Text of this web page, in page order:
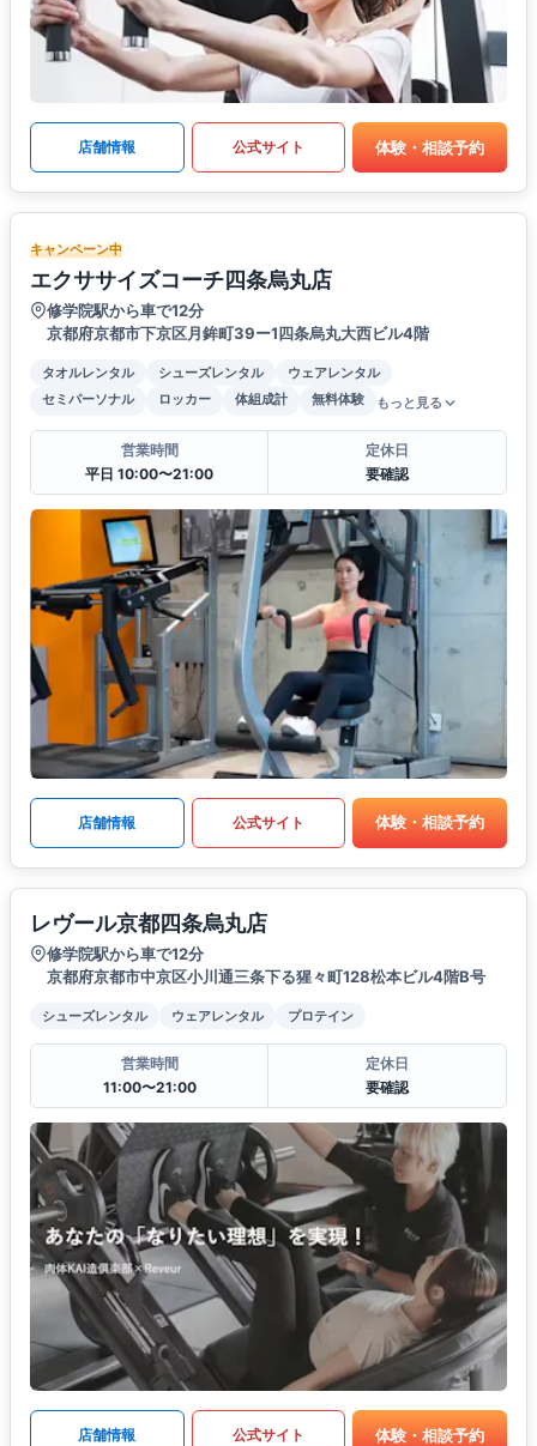
店舗情報 公式サイト 体験・相談予約
キャンペーン中
エクササイズコーチ四条烏丸店
修学院駅から車で12分
京都府京都市下京区月鉾町39ー1四条烏丸大西ビル4階
タオルレンタル シューズレンタル
ウェアレンタル
セミパーソナル
ロッカー 体組成計 無料体験 もっと見る
営業時間
平日 10:00〜21:00
定休日
要確認
店舗情報 公式サイト 体験・相談予約
レヴール京都四条烏丸店
修学院駅から車で12分
京都府京都市中京区小川通三条下る猩々町128松本ビル4階B号
シューズレンタル ウェアレンタル プロテイン
営業時間
11:00〜21:00
定休日
要確認
店舗情報 公式サイト 体験・相談予約